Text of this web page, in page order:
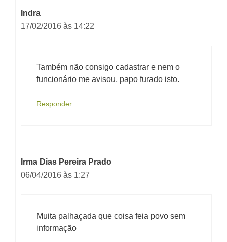
Indra
17/02/2016 às 14:22
Também não consigo cadastrar e nem o
funcionário me avisou, papo furado isto.
Responder
Irma Dias Pereira Prado
06/04/2016 às 1:27
Muita palhaçada que coisa feia povo sem
informação